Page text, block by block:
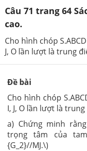
Câu 71 trang 64
cao.
Cho hình chóp
J, O lần lượt là trung
Đề bài
Cho hình chóp
I, J, O lần lượt là trung
a) Chứng minh
trọng tâm của
{G_2}//MJ.\)